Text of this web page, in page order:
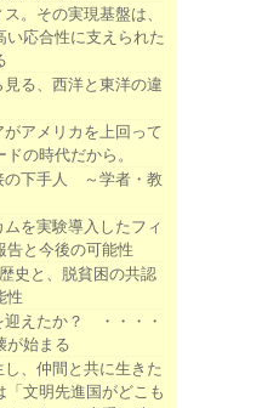
。その実現基盤は、
い応合性に支えられた
る、西洋と東洋の違
アメリカを上回って
の時代だから。
の下手人 ～学者・教
を実験導入したフィ
告と今後の可能性
史と、脱貧困の共認
性
迎えたか？ ・・・・
が始まる
、仲間と共に生きた
「文明先進国がどこも